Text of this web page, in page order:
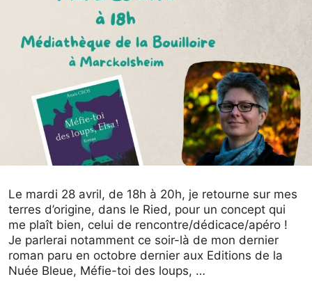
Le mardi 28 avril, de 18h à 20h, je retourne sur mes
terres d’origine, dans le Ried, pour un concept qui
me plaît bien, celui de rencontre/dédicace/apéro !
Je parlerai notamment ce soir-là de mon dernier
roman paru en octobre dernier aux Editions de la
Nuée Bleue, Méfie-toi des loups, …